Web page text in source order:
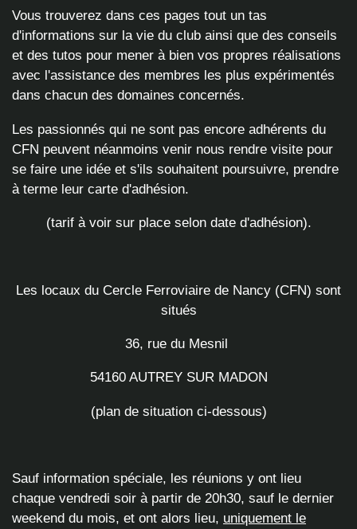
Vous trouverez dans ces pages tout un tas
d'informations sur la vie du club ainsi que des conseils
et des tutos pour mener à bien vos propres réalisations
avec l'assistance des membres les plus expérimentés
dans chacun des domaines concernés.
Les passionnés qui ne sont pas encore adhérents du
CFN peuvent néanmoins venir nous rendre visite pour
se faire une idée et s'ils souhaitent poursuivre, prendre
à terme leur carte d'adhésion.
(tarif à voir sur place selon date d'adhésion).
Les locaux du Cercle Ferroviaire de Nancy (CFN) sont
situés
36, rue du Mesnil
54160 AUTREY SUR MADON
(plan de situation ci-dessous)
Sauf information spéciale, les réunions y ont lieu
chaque vendredi soir à partir de 20h30, sauf le dernier
weekend du mois, et ont alors lieu, uniquement le